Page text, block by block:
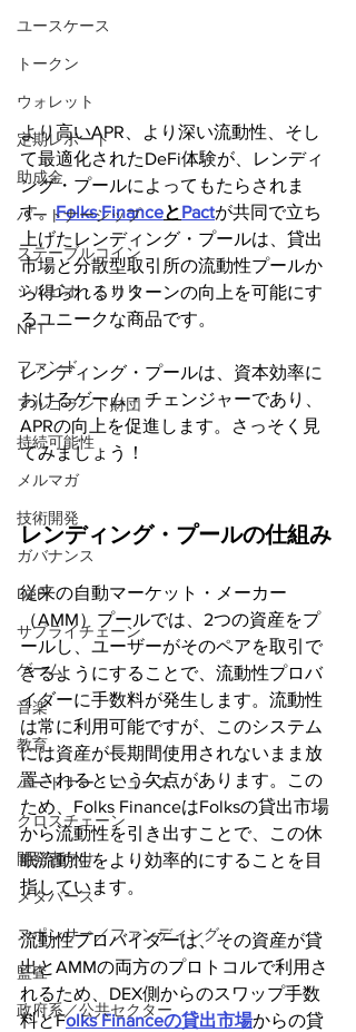
ユースケース
トークン
ウォレット
定期レポート
助成金
パートナーシップ
ステーブルコイン
シルビオ・ミカリ
NFT
ファンド
アルゴランド財団
持続可能性
メルマガ
技術開発
ガバナンス
DeFi
サプライチェーン
ゲーム
音楽
教育
パートナー・ニュース
クロスチェーン
開発者向け
メタバース
スポンサー／ファンディング
監査
政府系／公共セクター
より高いAPR、より深い流動性、そし
て最適化されたDeFi体験が、レンディ
ング・プールによってもたらされま
す。Folks FinanceとPactが共同で立ち
上げたレンディング・プールは、貸出
市場と分散型取引所の流動性プールか
ら得られるリターンの向上を可能にす
るユニークな商品です。
レンディング・プールは、資本効率に
おけるゲーム・チェンジャーであり、
APRの向上を促進します。さっそく見
てみましょう！
レンディング・プールの仕組み
従来の自動マーケット・メーカー
（AMM）プールでは、2つの資産をプ
ールし、ユーザーがそのペアを取引で
きるようにすることで、流動性プロバ
イダーに手数料が発生します。流動性
は常に利用可能ですが、このシステム
には資産が長期間使用されないまま放
置されるという欠点があります。この
ため、Folks FinanceはFolksの貸出市場
から流動性を引き出すことで、この休
眠流動性をより効率的にすることを目
指しています。
流動性プロバイダーは、その資産が貸
出とAMMの両方のプロトコルで利用さ
れるため、DEX側からのスワップ手数
料とFolks Financeの貸出市場からの貸